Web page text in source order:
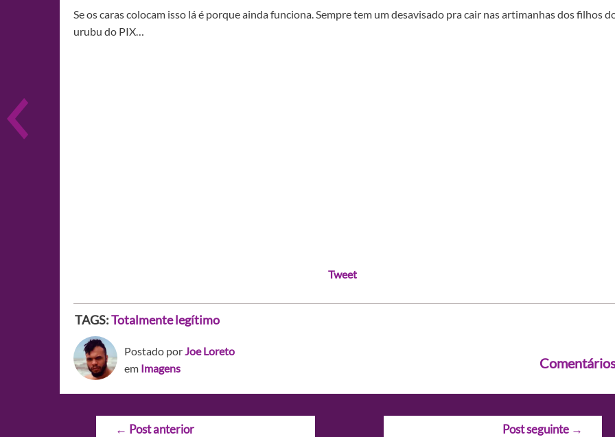
Se os caras colocam isso lá é porque ainda funciona. Sempre tem um desavisado pra cair nas artimanhas dos filhos
urubu do PIX…
Tweet
TAGS:Totalmente legítimo
Postado porJoe Loreto
em Imagens
Navegação
← Post anterior Post seguinte →